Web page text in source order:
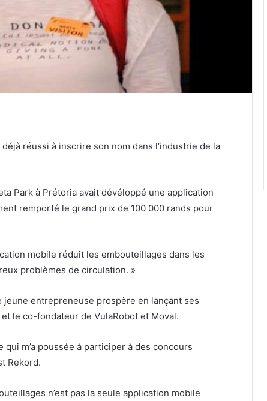
réussi à inscrire son nom dans l’industrie de la
Park à Prétoria avait dévéloppé une application
remporté le grand prix de 100 000 rands pour
mobile réduit les embouteillages dans les
problèmes de circulation. »
jeune entrepreneuse prospère en lançant ses
le co-fondateur de VulaRobot et Moval.
m’a poussée à participer à des concours
Rekord.
n’est pas la seule application mobile